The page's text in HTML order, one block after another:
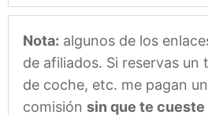
Nota: algunos de los
de afiliados. Si reservas un
de coche, etc. me pagan
comisión sin que te cueste